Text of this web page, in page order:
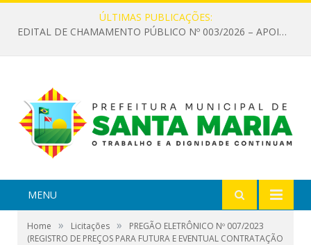
ÚLTIMAS PUBLICAÇÕES:
EDITAL DE CHAMAMENTO PÚBLICO Nº 003/2026 – APOIO À INFRAESTRUTURA CULTURAL
MENU
Home » Licitações »
PREGÃO ELETRÔNICO Nº 007/2023
(REGISTRO DE PREÇOS PARA FUTURA E EVENTUAL CONTRATAÇÃO